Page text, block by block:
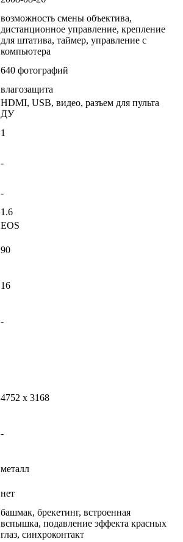
возможность смены объектива,
дистанционное управление, крепление
для штатива, таймер, управление с
компьютера
640 фотографий
влагозащита
HDMI, USB, видео, разъем для пульта
ДУ
1
-
-
1.6
EOS
90
16
-
4752 x 3168
-
металл
нет
башмак, брекетинг, встроенная
вспышка, подавление эффекта красных
глаз, синхроконтакт